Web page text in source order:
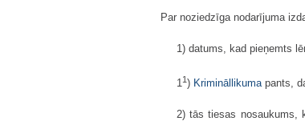
Par noziedzīga nodarījuma
1) datums, kad pieņemts
11) Krimināllikumapants,
2) tās tiesas nosaukums,